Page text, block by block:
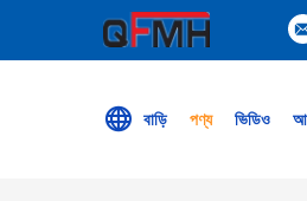
বাড়ি পণ্য ভিডিও